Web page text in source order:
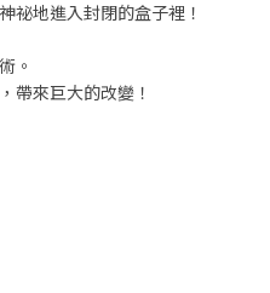
祕地進入封閉的盒子裡！
。
帶來巨大的改變！